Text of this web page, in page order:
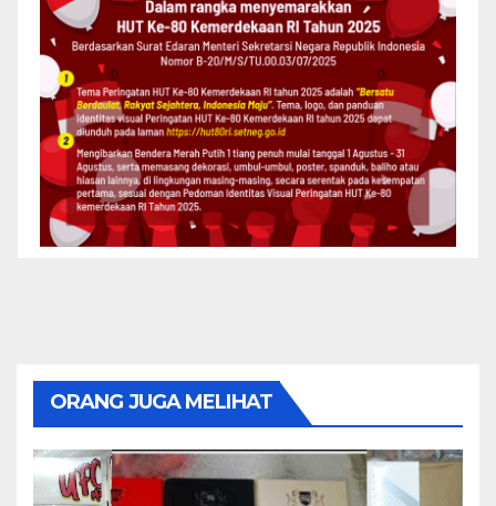
ORANG JUGA MELIHAT